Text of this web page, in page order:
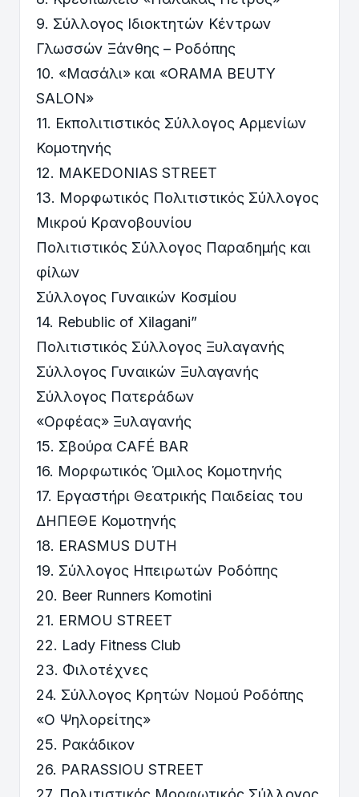
9. Σύλλογος Ιδιοκτητών Κέντρων
Γλωσσών Ξάνθης – Ροδόπης
10. «Μασάλι» και «ΟRAMA BEUTY
SALON»
11. Εκπολιτιστικός Σύλλογος Αρμενίων
Κομοτηνής
12. MAKEDONIAS STREET
13. Mορφωτικός Πολιτιστικός Σύλλογος
Μικρού Κρανοβουνίου
Πολιτιστικός Σύλλογος Παραδημής και
φίλων
Σύλλογος Γυναικών Κοσμίου
14. Rebublic of Xilagani”
Πολιτιστικός Σύλλογος Ξυλαγανής
Σύλλογος Γυναικών Ξυλαγανής
Σύλλογος Πατεράδων
«Ορφέας» Ξυλαγανής
15. Σβούρα CAFÉ BAR
16. Μορφωτικός Όμιλος Κομοτηνής
17. Εργαστήρι Θεατρικής Παιδείας του
ΔΗΠΕΘΕ Κομοτηνής
18. ERASMUS DUTH
19. Σύλλογος Ηπειρωτών Ροδόπης
20. Beer Runners Komotini
21. ERMOU STREET
22. Lady Fitness Club
23. Φιλοτέχνες
24. Σύλλογος Κρητών Νομού Ροδόπης
«Ο Ψηλορείτης»
25. Ρακάδικον
26. PARASSIOU STREET